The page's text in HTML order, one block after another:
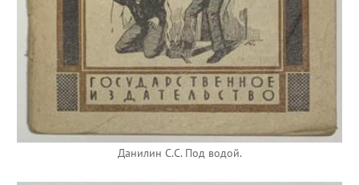
Данилин С.С. Под водой.